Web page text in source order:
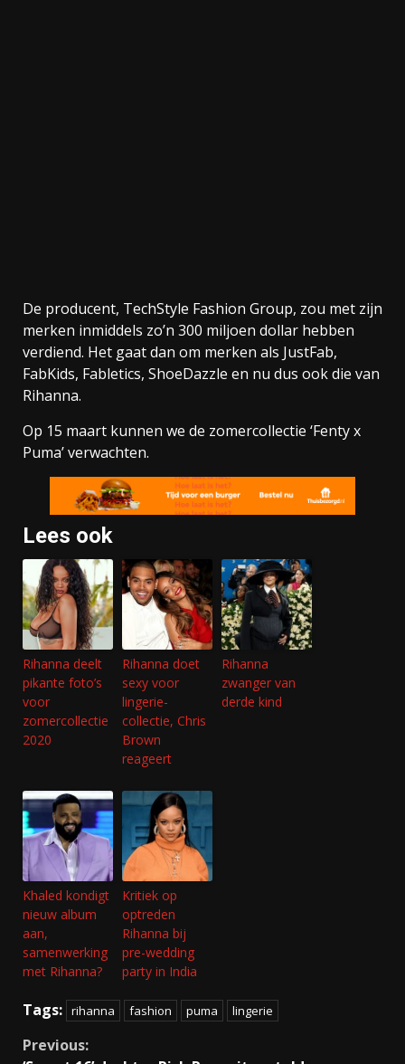
De producent, TechStyle Fashion Group, zou met zijn
merken inmiddels zo’n 300 miljoen dollar hebben
verdiend. Het gaat dan om merken als JustFab,
FabKids, Fabletics, ShoeDazzle en nu dus ook die van
Rihanna.
Op 15 maart kunnen we de zomercollectie ‘Fenty x
Puma’ verwachten.
Lees ook
Rihanna deelt
pikante foto’s
voor
zomercollectie
2020
Rihanna doet
sexy voor
lingerie-
collectie, Chris
Brown
reageert
Rihanna
zwanger van
derde kind
Khaled kondigt
nieuw album
aan,
samenwerking
met Rihanna?
Kritiek op
optreden
Rihanna bij
pre-wedding
party in India
Tags: rihanna fashion puma lingerie
Continue
Previous: